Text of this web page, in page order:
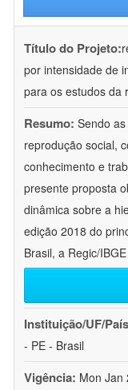
Título do Projeto:
por intensidade de
para os estudos da
Resumo: Sendo
reprodução social,
conhecimento e
presente proposta
dinâmica sobre a
edição 2018 do
Brasil, a Regic/
Instituição/UF/
- PE - Brasil
Vigência: Mon Jan